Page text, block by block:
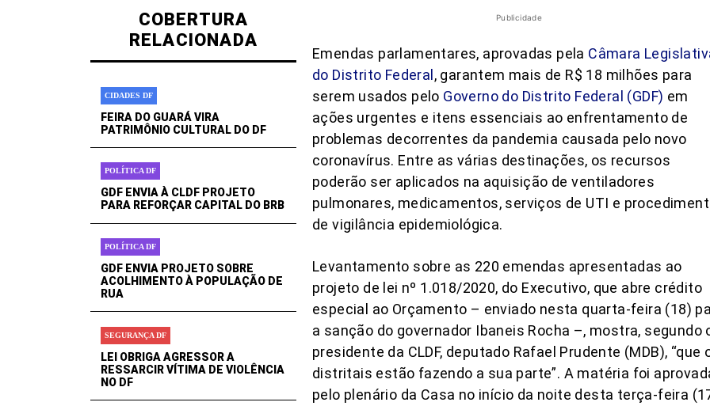
COBERTURA
RELACIONADA
CIDADES DF
FEIRA DO GUARÁ VIRA
PATRIMÔNIO CULTURAL DO DF
POLÍTICA DF
GDF ENVIA À CLDF PROJETO
PARA REFORÇAR CAPITAL DO BRB
POLÍTICA DF
GDF ENVIA PROJETO SOBRE
ACOLHIMENTO À POPULAÇÃO DE
RUA
SEGURANÇA DF
LEI OBRIGA AGRESSOR A
RESSARCIR VÍTIMA DE VIOLÊNCIA
NO DF
Publicidade
Emendas parlamentares, aprovadas pela Câmara
do Distrito Federal , garantem mais de R$ 18 milhões para
serem usados pelo Governo do Distrito Federal (GDF) em
ações urgentes e itens essenciais ao enfrentamento de
problemas decorrentes da pandemia causada pelo novo
coronavírus. Entre as várias destinações, os recursos
poderão ser aplicados na aquisição de ventiladores
pulmonares, medicamentos, serviços de UTI e
de vigilância epidemiológica.
Levantamento sobre as 220 emendas apresentadas ao
projeto de lei nº 1.018/2020, do Executivo, que abre crédito
especial ao Orçamento – enviado nesta quarta-feira (18)
a sanção do governador Ibaneis Rocha –, mostra, segundo
presidente da CLDF, deputado Rafael Prudente (MDB), “que
distritais estão fazendo a sua parte”. A matéria foi
pelo plenário da Casa no início da noite desta terça-feira